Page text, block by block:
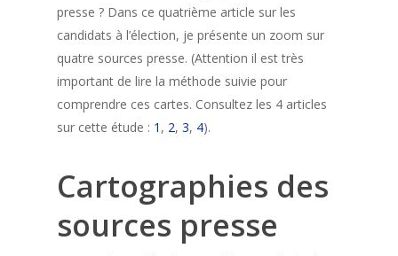
presse ? Dans ce quatrième article sur les
candidats à l’élection, je présente un zoom sur
quatre sources presse. (Attention il est très
important de lire la méthode suivie pour
comprendre ces cartes. Consultez les 4 articles
sur cette étude : 1 , 2, 3, 4).
Cartographies des
sources presse